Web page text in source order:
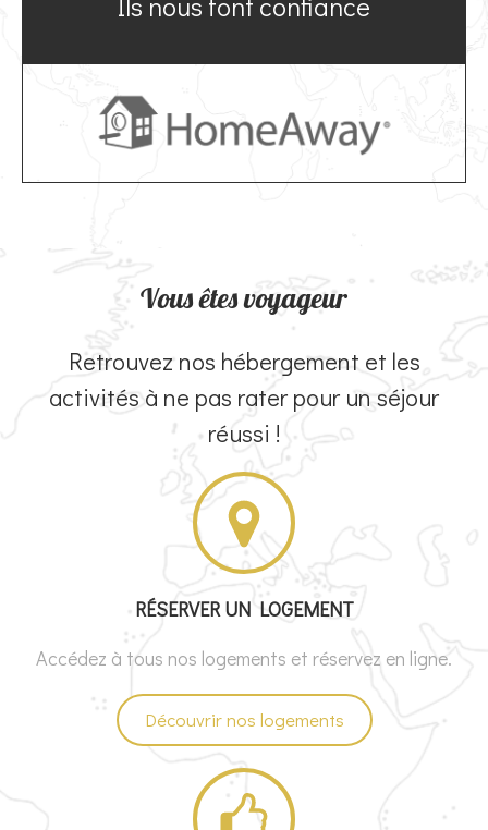
Vous êtes voyageur
Retrouvez nos hébergement et les
activités à ne pas rater pour un séjour
réussi !
RÉSERVER UN LOGEMENT
Accédez à tous nos logements et réservez en ligne.
Découvrir nos logements